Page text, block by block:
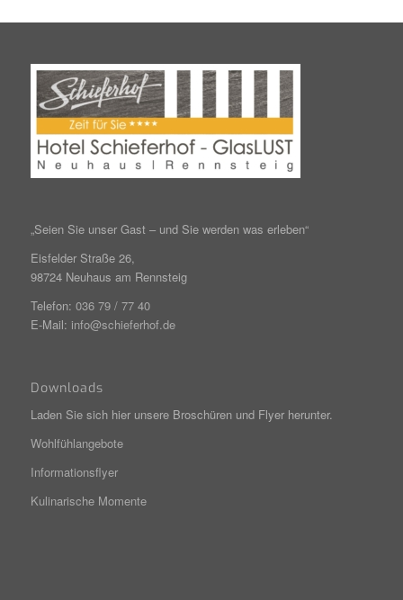
„Seien Sie unser Gast – und Sie werden was erleben“
Eisfelder Straße 26,
98724 Neuhaus am Rennsteig
Telefon: 036 79 / 77 40
E-Mail: info@schieferhof.de
Downloads
Laden Sie sich hier unsere Broschüren und Flyer herunter.
Wohlfühlangebote
Informationsflyer
Kulinarische Momente